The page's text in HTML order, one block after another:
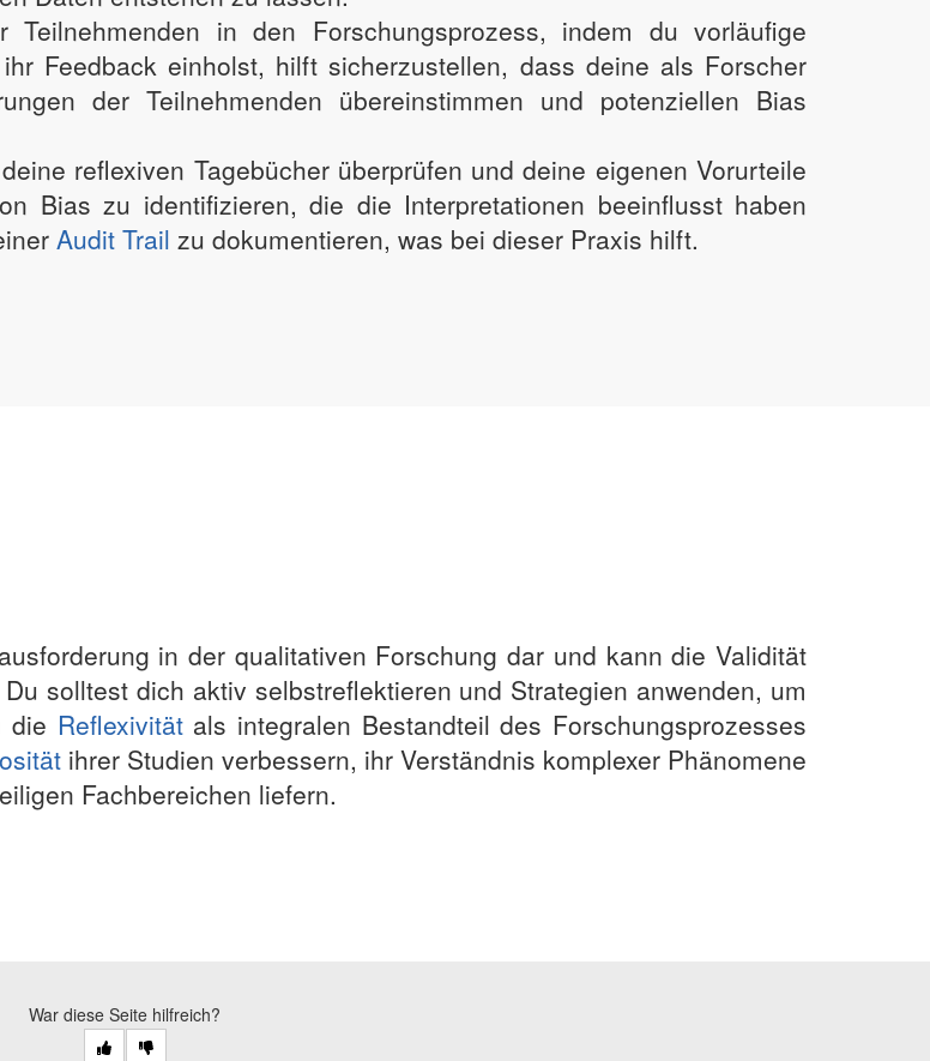
in den Forschungsprozess, indem du vorläufige
Feedback einholst, hilft sicherzustellen, dass deine als Forscher
der Teilnehmenden übereinstimmen und potenziellen Bias
reflexiven Tagebücher überprüfen und deine eigenen Vorurteile
Bias zu identifizieren, die die Interpretationen beeinflusst haben
Audit Trail zu dokumentieren, was bei dieser Praxis hilft.
in der qualitativen Forschung dar und kann die Validität
solltest dich aktiv selbstreflektieren und Strategien anwenden, um
die Reflexivitätals integralen Bestandteil des Forschungsprozesses
ihrer Studien verbessern, ihr Verständnis komplexer Phänomene
Fachbereichen liefern.
War diese Seite hilfreich?